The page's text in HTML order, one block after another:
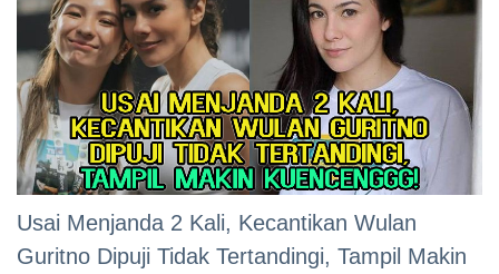
Usai Menjanda 2 Kali, Kecantikan Wulan
Guritno Dipuji Tidak Tertandingi, Tampil Makin